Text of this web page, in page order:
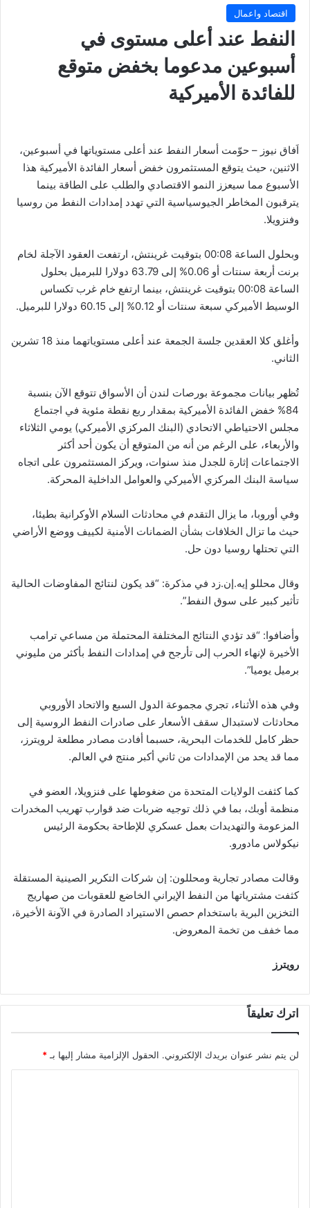
اقتصاد واعمال
النفط عند أعلى مستوى في
أسبوعين مدعوما بخفض متوقع
للفائدة الأميركية
اَفاق نيوز – حوّمت أسعار النفط عند أعلى مستوياتها في أسبوعين،
الاثنين، حيث يتوقع المستثمرون خفض أسعار الفائدة الأميركية هذا
الأسبوع مما سيعزز النمو الاقتصادي والطلب على الطاقة بينما
يترقبون المخاطر الجيوسياسية التي تهدد إمدادات النفط من روسيا
وفنزويلا.
وبحلول الساعة 00:08 بتوقيت غرينتش، ارتفعت العقود الآجلة لخام
برنت أربعة سنتات أو 0.06% إلى 63.79 دولارا للبرميل بحلول
الساعة 00:08 بتوقيت غرينتش، بينما ارتفع خام غرب تكساس
الوسيط الأميركي سبعة سنتات أو 0.12% إلى 60.15 دولارا للبرميل.
وأغلق كلا العقدين جلسة الجمعة عند أعلى مستوياتهما منذ 18 تشرين
الثاني.
تُظهر بيانات مجموعة بورصات لندن أن الأسواق تتوقع الآن بنسبة
84% خفض الفائدة الأميركية بمقدار ربع نقطة مئوية في اجتماع
مجلس الاحتياطي الاتحادي (البنك المركزي الأميركي) يومي الثلاثاء
والأربعاء، على الرغم من أنه من المتوقع أن يكون أحد أكثر
الاجتماعات إثارة للجدل منذ سنوات، ويركز المستثمرون على اتجاه
سياسة البنك المركزي الأميركي والعوامل الداخلية المحركة.
وفي أوروبا، ما يزال التقدم في محادثات السلام الأوكرانية بطيئا،
حيث ما تزال الخلافات بشأن الضمانات الأمنية لكييف ووضع الأراضي
التي تحتلها روسيا دون حل.
وقال محللو إيه.إن.زد في مذكرة: “قد يكون لنتائج المفاوضات الحالية
تأثير كبير على سوق النفط”.
وأضافوا: “قد تؤدي النتائج المختلفة المحتملة من مساعي ترامب
الأخيرة لإنهاء الحرب إلى تأرجح في إمدادات النفط بأكثر من مليوني
برميل يوميا”.
وفي هذه الأثناء، تجري مجموعة الدول السبع والاتحاد الأوروبي
محادثات لاستبدال سقف الأسعار على صادرات النفط الروسية إلى
حظر كامل للخدمات البحرية، حسبما أفادت مصادر مطلعة لرويترز،
مما قد يحد من الإمدادات من ثاني أكبر منتج في العالم.
كما كثفت الولايات المتحدة من ضغوطها على فنزويلا، العضو في
منظمة أوبك، بما في ذلك توجيه ضربات ضد قوارب تهريب المخدرات
المزعومة والتهديدات بعمل عسكري للإطاحة بحكومة الرئيس
نيكولاس مادورو.
وقالت مصادر تجارية ومحللون: إن شركات التكرير الصينية المستقلة
كثفت مشترياتها من النفط الإيراني الخاضع للعقوبات من صهاريج
التخزين البرية باستخدام حصص الاستيراد الصادرة في الآونة الأخيرة،
مما خفف من تخمة المعروض.
رويترز
اترك تعليقاً
لن يتم نشر عنوان بريدك الإلكتروني. الحقول الإلزامية مشار إليها بـ *